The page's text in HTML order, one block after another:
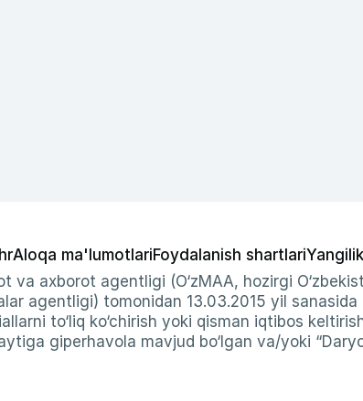
Aloqa ma'lumotlariFoydalanish shartlari
va axborot agentligi (O‘zMAA, hozirgi
agentligi) tomonidan 13.03.2015 yil
to‘liq ko‘chirish yoki qisman iqtibos
giperhavola mavjud bo‘lgan va/yoki